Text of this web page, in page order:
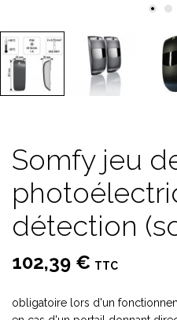
Somfy jeu
détection
102,39 € TTC
obligatoire lors d'un